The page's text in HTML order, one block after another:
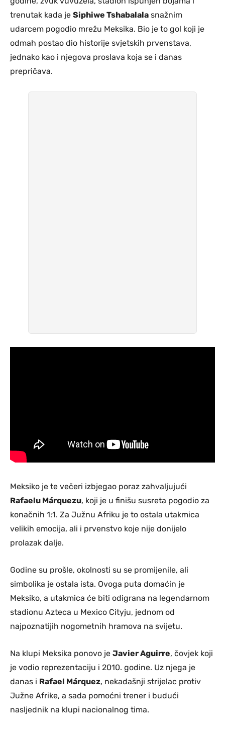
trenutak kada je Siphiwe Tshabalala snažnim
udarcem pogodio mrežu Meksika. Bio je to gol koji je
odmah postao dio historije svjetskih prvenstava,
jednako kao i njegova proslava koja se i danas
prepričava.
Meksiko je te večeri izbjegao poraz zahvaljujući
Rafaelu Márquezu, koji je u finišu susreta pogodio za
konačnih 1:1. Za Južnu Afriku je to ostala utakmica
velikih emocija, ali i prvenstvo koje nije donijelo
prolazak dalje.
Godine su prošle, okolnosti su se promijenile, ali
simbolika je ostala ista. Ovoga puta domaćin je
Meksiko, a utakmica će biti odigrana na legendarnom
stadionu Azteca u Mexico Cityju, jednom od
najpoznatijih nogometnih hramova na svijetu.
Na klupi Meksika ponovo je Javier Aguirre, čovjek koji
je vodio reprezentaciju i 2010. godine. Uz njega je
danas i Rafael Márquez, nekadašnji strijelac protiv
Južne Afrike, a sada pomoćni trener i budući
nasljednik na klupi nacionalnog tima.